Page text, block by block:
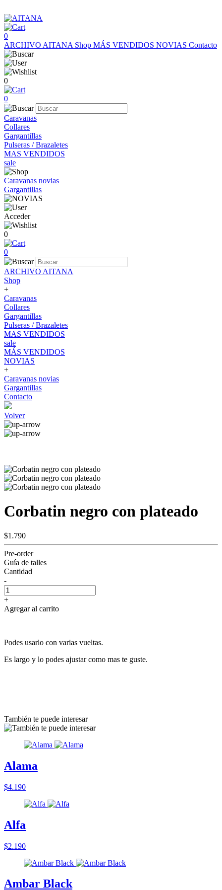
0
ARCHIVO AITANA Shop MÁS VENDIDOS NOVIAS Contacto
0
0
Caravanas
Collares
Gargantillas
Pulseras / Brazaletes
MAS VENDIDOS
sale
Caravanas novias
Gargantillas
Acceder
0
0
ARCHIVO AITANA
Shop
+
Caravanas
Collares
Gargantillas
Pulseras / Brazaletes
MAS VENDIDOS
sale
MÁS VENDIDOS
NOVIAS
+
Caravanas novias
Gargantillas
Contacto
Volver
Corbatin negro con plateado
$1.790
Pre-order
Guía de talles
Cantidad
-
+
Agregar al carrito
Podes usarlo con varias vueltas.
Es largo y lo podes ajustar como mas te guste.
También te puede interesar
Alama
$4.190
Alfa
$2.190
Ambar Black